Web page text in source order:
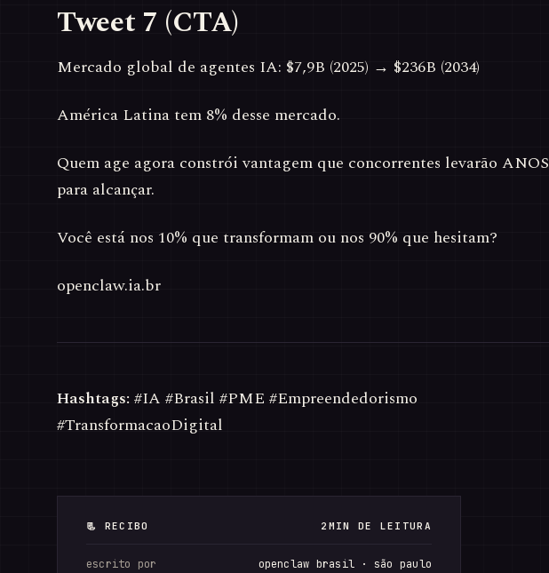
Tweet 7 (CTA)
Mercado global de agentes IA: $7,9B (2025) → $236B (2034)
América Latina tem 8% desse mercado.
Quem age agora constrói vantagem que concorrentes levarão ANOS
para alcançar.
Você está nos 10% que transformam ou nos 90% que hesitam?
openclaw.ia.br
Hashtags: #IA #Brasil #PME #Empreendedorismo
#TransformacaoDigital
📃 RECIBO 2MIN DE LEITURA
escrito por openclaw brasil · são paulo